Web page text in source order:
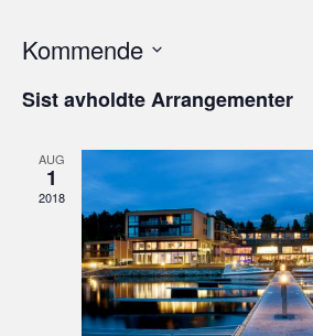
Kommende
Sist avholdte Arrangementer
AUG
1
2018